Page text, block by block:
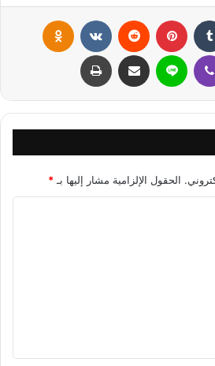
الحقول الإلزامية مشار إليها بـ *